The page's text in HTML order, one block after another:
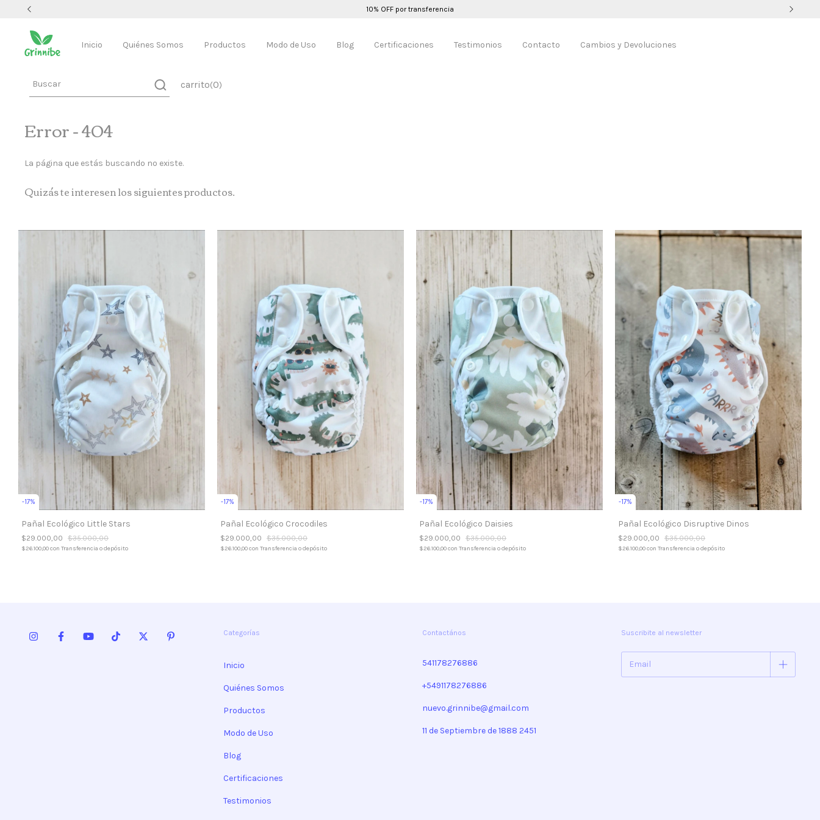
10% OFF por transferencia
Inicio Quiénes Somos Productos Modo de Uso Blog Certificaciones Testimonios Contacto Cambios y Devoluciones
carrito(0)
Error - 404
La página que estás buscando no existe.
Quizás te interesen los siguientes productos.
-17%
Pañal Ecológico Little Stars
$29.000,00 $35.000,00
$26.100,00con Transferencia o depósito
-17%
Pañal Ecológico Crocodiles
$29.000,00 $35.000,00
$26.100,00con Transferencia o depósito
-17%
Pañal Ecológico Daisies
$29.000,00 $35.000,00
$26.100,00con Transferencia o depósito
-17%
Pañal Ecológico Disruptive Dinos
$29.000,00 $35.000,00
$26.100,00con Transferencia o depósito
Categorías
Inicio
Quiénes Somos
Productos
Modo de Uso
Blog
Certificaciones
Testimonios
Contactános
541178276886
+5491178276886
nuevo.grinnibe@gmail.com
11 de Septiembre de 1888 2451
Suscribite al newsletter